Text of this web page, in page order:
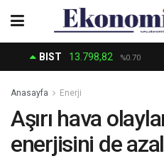
BIST 13.798,82 %0.70
Anasayfa Enerji
Aşırı hava
enerjisini de